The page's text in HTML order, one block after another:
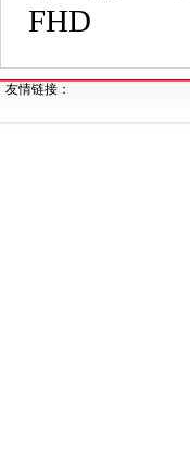
FHD
友情链接：